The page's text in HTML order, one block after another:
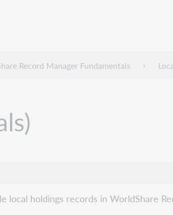
Record Manager Fundamentals
holdings records in WorldShare